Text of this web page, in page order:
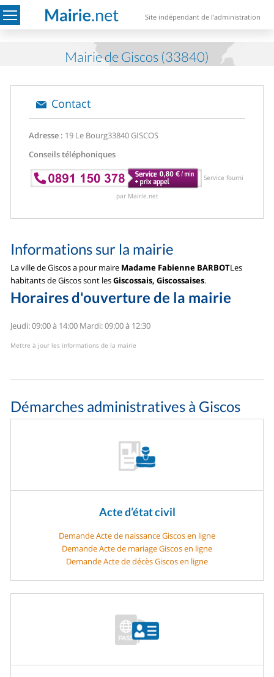
Site indépendant de l'administration
Mairie de Giscos (33840)
Contact
Adresse : 19 Le Bourg33840 GISCOS
Conseils téléphoniques
Service fourni
par Mairie.net
Informations sur la mairie
La ville de Giscos a pour maire Madame Fabienne BARBOTLes
habitants de Giscos sont lesGiscossais, Giscossaises.
Horaires d'ouverture de la mairie
Jeudi: 09:00 à 14:00 Mardi: 09:00 à 12:30
Mettre à jour les informations de la mairie
Démarches administratives à Giscos
Acte d’état civil
Demande Acte de naissance Giscos en ligne
Demande Acte de mariage Giscos en ligne
Demande Acte de décès Giscos en ligne